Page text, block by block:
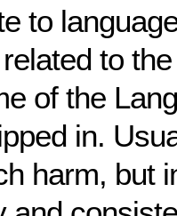
to
to
of the
in.
harm, but